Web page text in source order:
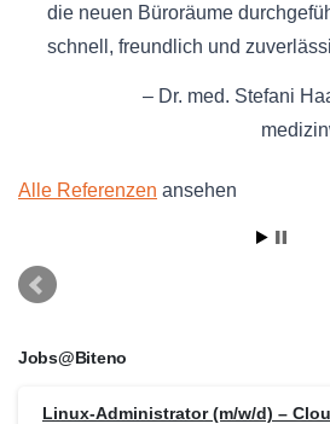
die neuen Büroräume
schnell, freundlich und
Dr. med. Stefani
Alle Referenzen ansehen
Jobs@Biteno
Linux-Administrator (m/w/d) –